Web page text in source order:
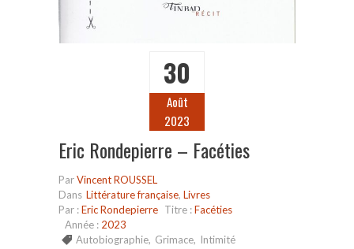
30
Août
2023
Eric Rondepierre – Facéties
ParVincent ROUSSEL
Dans Littérature française, Livres
Par :Eric Rondepierre Titre :Facéties
Année : 2023
Autobiographie, Grimace, Intimité